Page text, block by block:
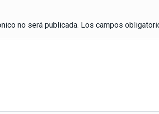
no será publicada. Los campos